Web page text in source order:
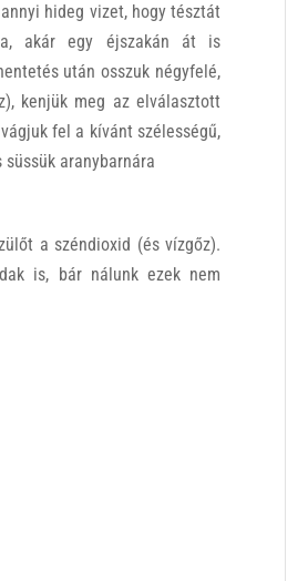
hideg vizet, hogy tésztát
akár egy éjszakán át is
után osszuk négyfelé,
kenjük meg az elválasztott
fel a kívánt szélességű,
aranybarnára
a széndioxid (és vízgőz).
is, bár nálunk ezek nem